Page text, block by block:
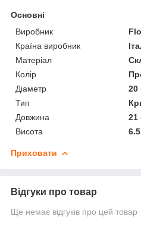
Основні
Виробник
Країна виробник
Матеріал
Колір
Діаметр
20
Тип
Довжина
21
Висота
Приховати
Відгуки про товар
Ще немає відгуків про цей товар